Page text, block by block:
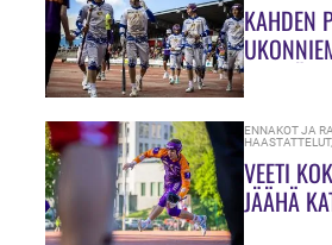
KAHDEN
ENNAKOT JA
HAASTATTELUT
VEETI
JÄÄHÄ